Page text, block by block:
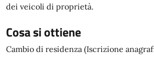
dei veicoli di proprietà.
Cosa si ottiene
Cambio di residenza (Iscrizione